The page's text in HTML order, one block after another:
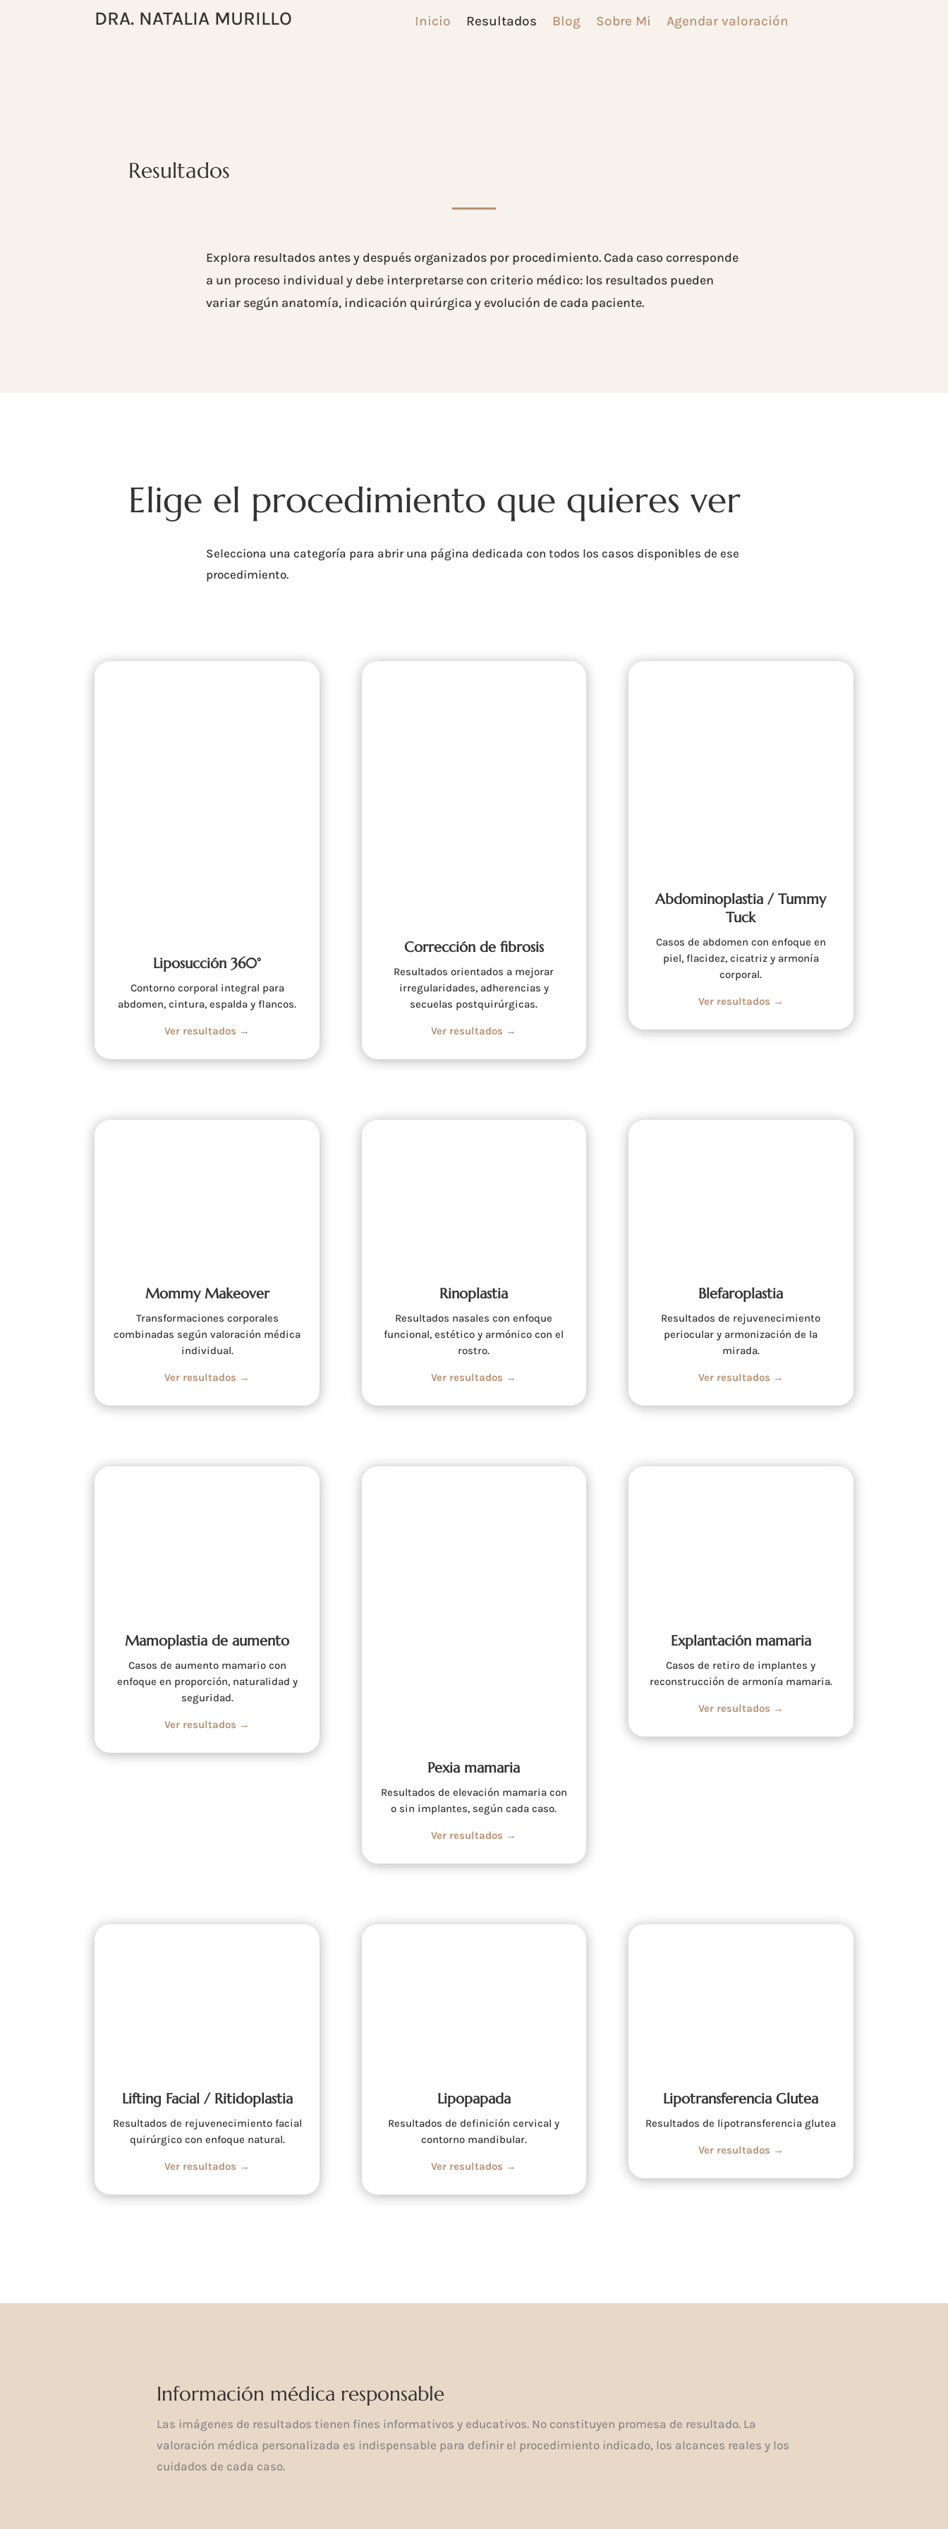
DRA. NATALIA MURILLO Inicio Resultados Blog Sobre Mi Agendar valoración
Resultados
Explora resultados antes y después organizados por procedimiento. Cada caso corresponde
a un proceso individual y debe interpretarse con criterio médico: los resultados pueden
variar según anatomía, indicación quirúrgica y evolución de cada paciente.
Elige el procedimiento que quieres ver
Selecciona una categoría para abrir una página dedicada con todos los casos disponibles de ese
procedimiento.
Liposucción 360°
Contorno corporal integral para
abdomen, cintura, espalda y flancos.
Ver resultados →
Corrección de fibrosis
Resultados orientados a mejorar
irregularidades, adherencias y
secuelas postquirúrgicas.
Ver resultados →
Abdominoplastia / Tummy
Tuck
Casos de abdomen con enfoque en
piel, flacidez, cicatriz y armonía
corporal.
Ver resultados →
Mommy Makeover
Transformaciones corporales
combinadas según valoración médica
individual.
Ver resultados →
Rinoplastia
Resultados nasales con enfoque
funcional, estético y armónico con el
rostro.
Ver resultados →
Blefaroplastia
Resultados de rejuvenecimiento
periocular y armonización de la
mirada.
Ver resultados →
Mamoplastia de aumento
Casos de aumento mamario con
enfoque en proporción, naturalidad y
seguridad.
Ver resultados →
Pexia mamaria
Resultados de elevación mamaria con
o sin implantes, según cada caso.
Ver resultados →
Explantación mamaria
Casos de retiro de implantes y
reconstrucción de armonía mamaria.
Ver resultados →
Lifting Facial / Ritidoplastia
Resultados de rejuvenecimiento facial
quirúrgico con enfoque natural.
Ver resultados →
Lipopapada
Resultados de definición cervical y
contorno mandibular.
Ver resultados →
Lipotransferencia Glutea
Resultados de lipotransferencia glutea
Ver resultados →
Información médica responsable
Las imágenes de resultados tienen fines informativos y educativos. No constituyen promesa de resultado. La
valoración médica personalizada es indispensable para definir el procedimiento indicado, los alcances reales y los
cuidados de cada caso.